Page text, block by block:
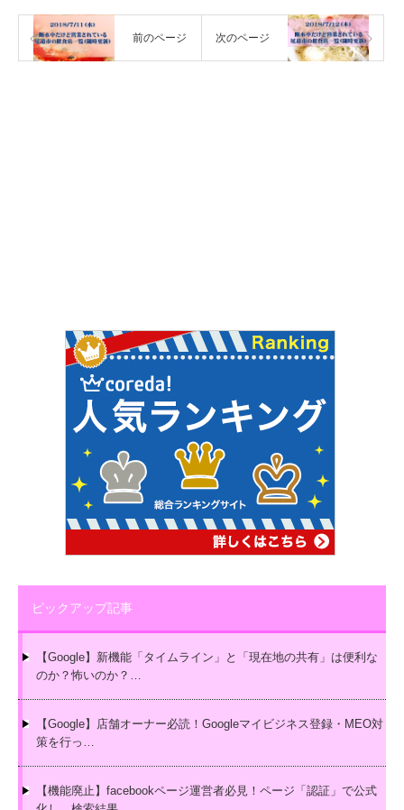
前のページ 次のページ
ピックアップ記事
【Google】新機能「タイムライン」と「現在地の共有」は便利な
のか？怖いのか？…
【Google】店舗オーナー必読！Googleマイビジネス登録・MEO対
策を行っ…
【機能廃止】facebookページ運営者必見！ページ「認証」で公式